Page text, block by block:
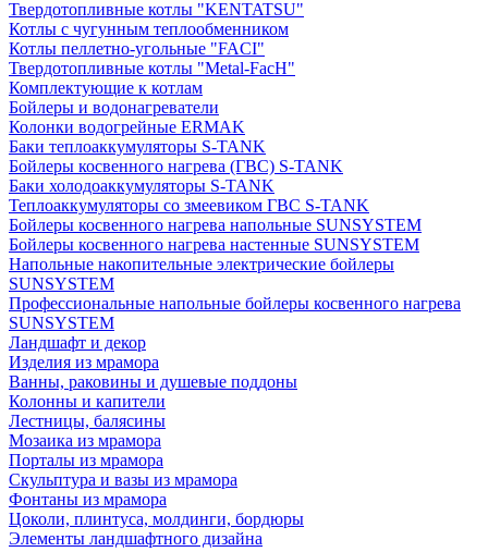
Твердотопливные котлы "KENTATSU"
Котлы с чугунным теплообменником
Котлы пеллетно-угольные "FACI"
Твердотопливные котлы "Metal-FacH"
Комплектующие к котлам
Бойлеры и водонагреватели
Колонки водогрейные ERMAK
Баки теплоаккумуляторы S-TANK
Бойлеры косвенного нагрева (ГВС) S-TANK
Баки холодоаккумуляторы S-TANK
Теплоаккумуляторы со змеевиком ГВС S-TANK
Бойлеры косвенного нагрева напольные SUNSYSTEM
Бойлеры косвенного нагрева настенные SUNSYSTEM
Напольные накопительные электрические бойлеры
SUNSYSTEM
Профессиональные напольные бойлеры косвенного нагрева
SUNSYSTEM
Ландшафт и декор
Изделия из мрамора
Ванны, раковины и душевые поддоны
Колонны и капители
Лестницы, балясины
Мозаика из мрамора
Порталы из мрамора
Скульптура и вазы из мрамора
Фонтаны из мрамора
Цоколи, плинтуса, молдинги, бордюры
Элементы ландшафтного дизайна